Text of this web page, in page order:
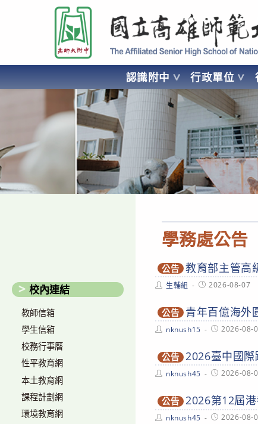
要
容
國立高雄師範大學附屬高級中學 Affiliated Senior High School of
認識附中 行政單位
AFFILIATED SENIOR HIGH SCHOOL OF NATIONAL
學務處公告
公告 教育部主管高
Post生輔組
Post2026-08-07
公告 青年百億海外
Postnknush15
Post2026-08-
公告 2026臺中國
Postnknush45
Post2026-08-
公告 2026第12屆
Postnknush45
Post2026-08-
校內連結
教師信箱
學生信箱
校務行事曆
性平教育網
本土教育網
課程計劃網
環境教育網